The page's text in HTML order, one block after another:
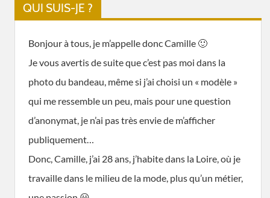
QUI SUIS-JE ?
Bonjour à tous, je m’appelle donc Camille 🙂
Je vous avertis de suite que c’est pas moi dans la
photo du bandeau, même si j’ai choisi un « modèle »
qui me ressemble un peu, mais pour une question
d’anonymat, je n’ai pas très envie de m’afficher
publiquement…
Donc, Camille, j’ai 28 ans, j’habite dans la Loire, où je
travaille dans le milieu de la mode, plus qu’un métier,